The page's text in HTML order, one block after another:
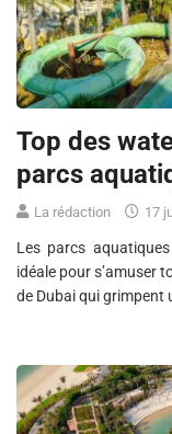
Top des
parcs
La rédaction 17
Les parcs
idéale pour s’amuser
de Dubai qui grimpent